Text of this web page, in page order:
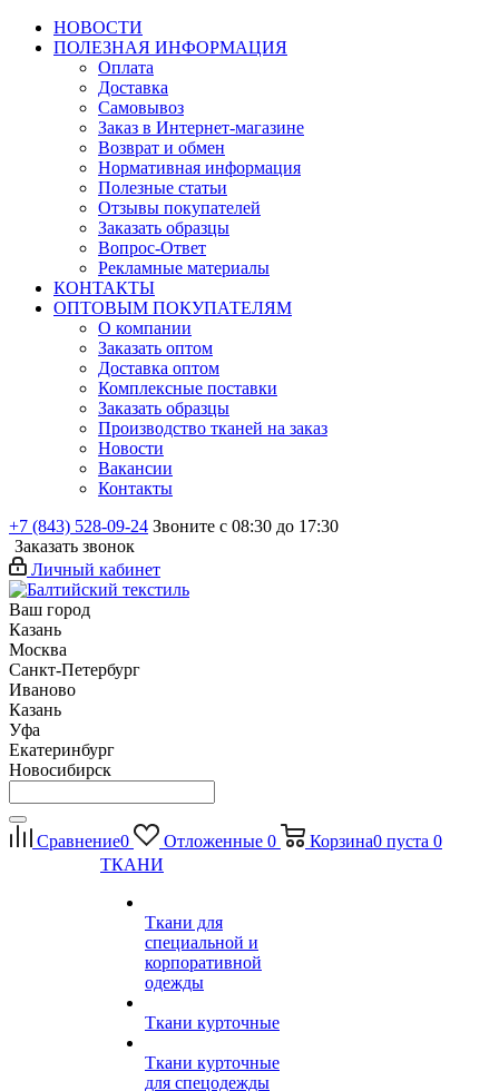
НОВОСТИ
ПОЛЕЗНАЯ ИНФОРМАЦИЯ
Оплата
Доставка
Самовывоз
Заказ в Интернет-магазине
Возврат и обмен
Нормативная информация
Полезные статьи
Отзывы покупателей
Заказать образцы
Вопрос-Ответ
Рекламные материалы
КОНТАКТЫ
ОПТОВЫМ ПОКУПАТЕЛЯМ
О компании
Заказать оптом
Доставка оптом
Комплексные поставки
Заказать образцы
Производство тканей на заказ
Новости
Вакансии
Контакты
+7 (843) 528-09-24 Звоните с 08:30 до 17:30
Заказать звонок
Личный кабинет
Ваш город
Казань
Москва
Санкт-Петербург
Иваново
Казань
Уфа
Екатеринбург
Новосибирск
Сравнение0 Отложенные 0 Корзина0 пуста 0
ТКАНИ
Ткани для
специальной и
корпоративной
одежды
Ткани курточные
Ткани курточные
для спецодежды